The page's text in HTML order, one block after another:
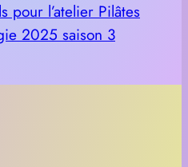
pour l’atelier Pilâtes
2025 saison 3